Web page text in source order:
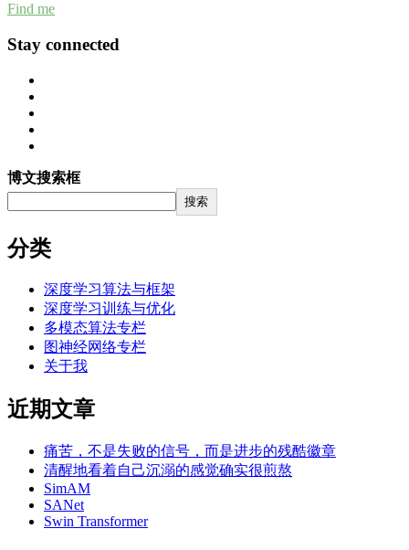
Find me
Stay connected
博文搜索框
搜索
分类
深度学习算法与框架
深度学习训练与优化
多模态算法专栏
图神经网络专栏
关于我
近期文章
痛苦，不是失败的信号，而是进步的残酷徽章
清醒地看着自己沉溺的感觉确实很煎熬
SimAM
SANet
Swin Transformer